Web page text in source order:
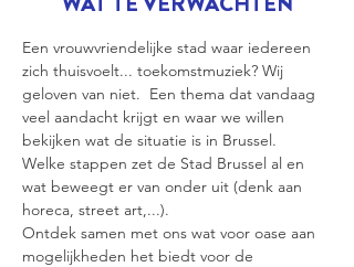
Een vrouwvriendelijke stad waar iedereen
zich thuisvoelt... toekomstmuziek? Wij
geloven van niet.  Een thema dat vandaag
veel aandacht krijgt en waar we willen
bekijken wat de situatie is in Brussel.
Welke stappen zet de Stad Brussel al en
wat beweegt er van onder uit (denk aan
horeca, street art,...).
Ontdek samen met ons wat voor oase aan
mogelijkheden het biedt voor de